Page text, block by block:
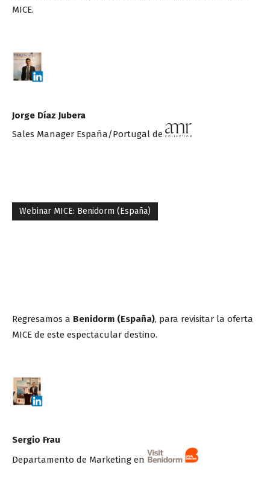
MICE.
Jorge Díaz Jubera
Sales Manager España/Portugal de
Webinar MICE: Benidorm (España)
Regresamos a Benidorm (España), para revisitar la oferta
MICE de este espectacular destino.
Sergio Frau
Departamento de Marketing en